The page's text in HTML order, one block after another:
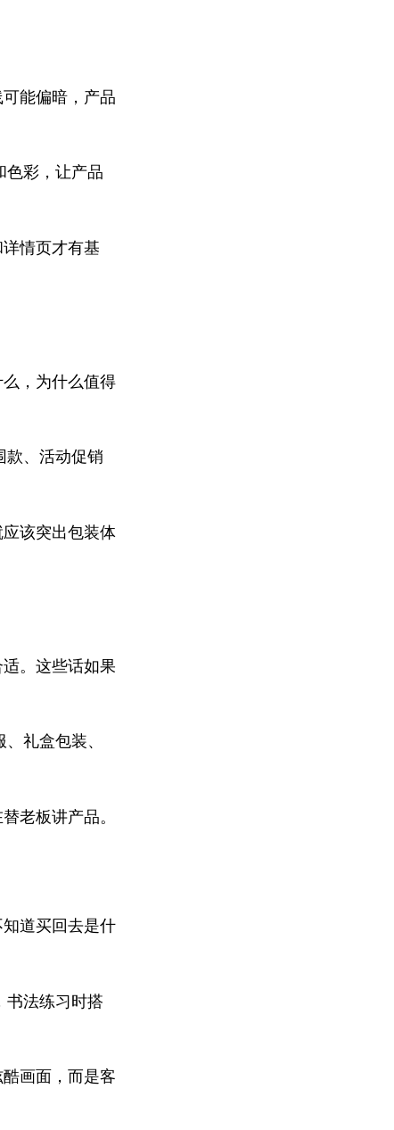
能偏暗，产品
色彩，让产品
情页才有基
，为什么值得
款、活动促销
该突出包装体
。这些话如果
礼盒包装、
老板讲产品。
道买回去是什
书法练习时搭
画面，而是客